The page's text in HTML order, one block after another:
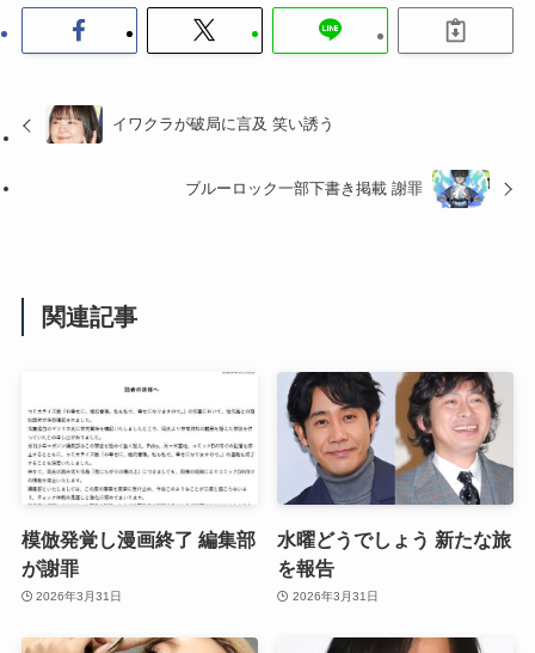
イワクラが破局に言及 笑い誘う
ブルーロック一部下書き掲載 謝罪
関連記事
模倣発覚し漫画終了 編集部
が謝罪
2026年3月31日
水曜どうでしょう 新たな旅
を報告
2026年3月31日